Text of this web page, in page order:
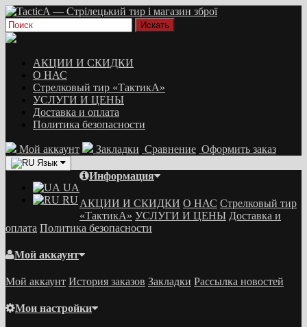
АКЦИИ И СКИДКИ
О НАС
Стрелковый тир «ТактикА»
УСЛУГИ И ЦЕНЫ
Доставка и оплата
Политика безопасности
Мой аккаунт Закладки Сравнение Оформить заказ
Язык
UA
RU
Информация
АКЦИИ И СКИДКИ О НАС Стрелковый тир
«ТактикА» УСЛУГИ И ЦЕНЫ Доставка и
оплата Политика безопасности
Мой аккаунт
Мой аккаунт История заказов Закладки Рассылка новостей
Мои настройки